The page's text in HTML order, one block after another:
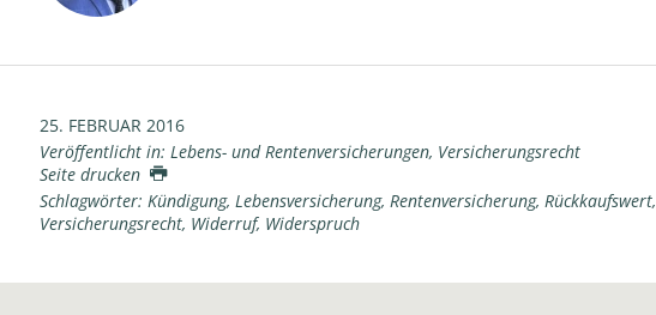
25. FEBRUAR 2016
Veröffentlicht in: Lebens- und Rentenversicherungen, Versicherungsrecht
Seite drucken
Schlagwörter: Kündigung, Lebensversicherung, Rentenversicherung, Rückkaufswert,
Versicherungsrecht, Widerruf, Widerspruch